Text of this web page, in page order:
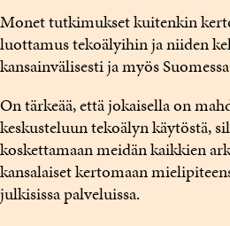
Monet tutkimukset kuitenkin
luottamus tekoälyihin ja niiden
kansainvälisesti ja myös
On tärkeää, että jokaisella on
keskusteluun tekoälyn käytöstä,
koskettamaan meidän kaikkien
kansalaiset kertomaan
julkisissa palveluissa.